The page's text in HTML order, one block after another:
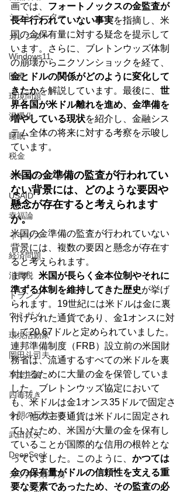
シュンペーター
カレンダー
Windows11
医療
環境問題
温暖化
睡眠
税金
イーロンマスク
USAID
幸福論
イギリス
経済問題
消費税
トランプ
ウミガメ
環境活動家
岡田斗司夫
享楽主義
四毒抜き
今朝の三枚おろし
武田鉄矢
DeepSeek
カツ丼の作り方
画では、 フォートノックスの金監査が
長年行われていない事実を指摘し、米
国の金保有量に対する疑念を提示して
います。さらに、ブレトンウッズ体制
の崩壊からニクソンショックを経て、
金とドルの関係がどのように変化して
きたかを解説しています。最後に、 世
界各国が米ドル離れを進め、金準備を
増やしている現状を紹介し、金融シス
テム全体の将来に対する考察を示唆し
ています。
米国の金準備の監査が行われてい
ない背景には、どのような要因や
懸念が存在すると考えられます
か。
米国の金準備の監査が行われていない
背景には、複数の要因と懸念が存在す
ると考えられます。
まず、 米国が長らく金本位制やそれに
準ずる体制を維持してきた歴史が挙げ
られます。19世紀には米ドルは金に裏
付けられた通貨であり、金1オンスに対
して20.67ドルと定められていました。
連邦準備制度（FRB）設立前の米国財
務省は、流通するすべての米ドルを裏
付けるために大量の金を保管していま
した。ブレトンウッズ協定において
も、米ドルは金1オンス35ドルで固定さ
れ、他の主要通貨は米ドルに固定され
ていたため、米国が大量の金を保有し
ていることが国際的な信用の根幹とな
っていました。このように、 かつては
金の保有量がドルの信頼性を支える重
要な要素であったため、その監査の必